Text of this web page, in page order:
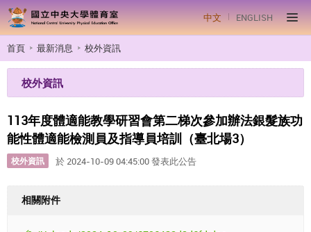
中文 ENGLISH
首頁 最新消息 校外資訊
校外資訊
113年度體適能教學研習會第二梯次參加辦法銀髮族功
能性體適能檢測員及指導員培訓（臺北場3）
校外資訊 於 2024-10-09 04:45:00 發表此公告
相關附件